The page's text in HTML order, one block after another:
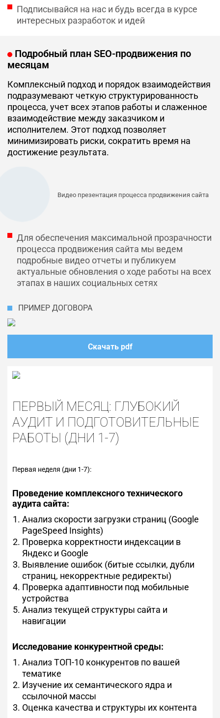
Подписывайся на нас и будь всегда в курсе
интересных разработок и идей
Подробный план SEO-продвижения по
месяцам
Комплексный подход и порядок взаимодействия
подразумевают четкую структурированность
процесса, учет всех этапов работы и слаженное
взаимодействие между заказчиком и
исполнителем. Этот подход позволяет
минимизировать риски, сократить время на
достижение результата.
Видео презентация процесса продвижения сайта
Для обеспечения максимальной прозрачности
процесса продвижения сайта мы ведем
подробные видео отчеты и публикуем
актуальные обновления о ходе работы на всех
этапах в наших социальных сетях
ПРИМЕР ДОГОВОРА
Скачать pdf
ПЕРВЫЙ МЕСЯЦ: ГЛУБОКИЙ
АУДИТ И ПОДГОТОВИТЕЛЬНЫЕ
РАБОТЫ (ДНИ 1-7)
Первая неделя (дни 1-7):
Проведение комплексного технического
аудита сайта:
Анализ скорости загрузки страниц (Google
PageSpeed Insights)
Проверка корректности индексации в
Яндекс и Google
Выявление ошибок (битые ссылки, дубли
страниц, некорректные редиректы)
Проверка адаптивности под мобильные
устройства
Анализ текущей структуры сайта и
навигации
Исследование конкурентной среды:
Анализ ТОП-10 конкурентов по вашей
тематике
Изучение их семантического ядра и
ссылочной массы
Оценка качества и структуры их контента